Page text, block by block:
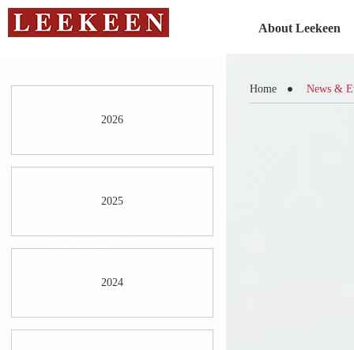
About Leekeen
2026
2025
2024
Home News &